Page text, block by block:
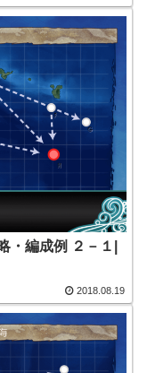
・編成例 ２－１|
2018.08.19